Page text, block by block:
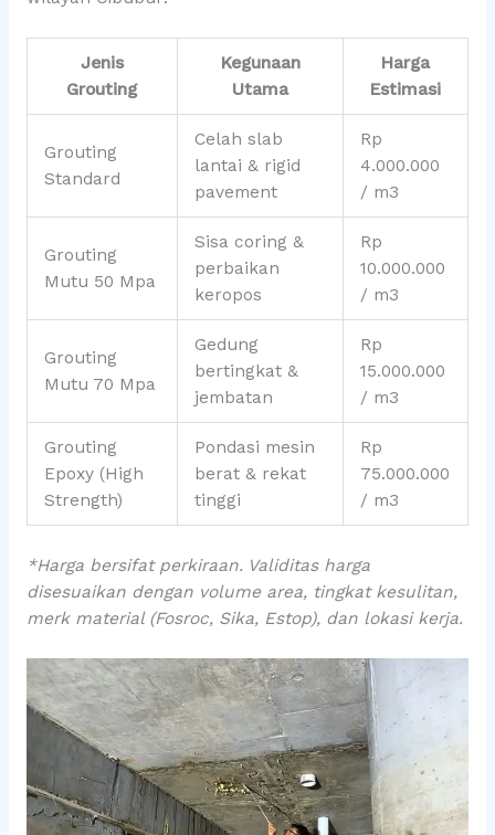
Jenis
Grouting
Kegunaan
Utama
Harga
Estimasi
Grouting
Standard
Celah slab
lantai & rigid
pavement
Rp
4.000.000
/ m3
Grouting
Mutu 50 Mpa
Sisa coring &
perbaikan
keropos
Rp
10.000.000
/ m3
Grouting
Mutu 70 Mpa
Gedung
bertingkat &
jembatan
Rp
15.000.000
/ m3
Grouting
Epoxy (High
Strength)
Pondasi mesin
berat & rekat
tinggi
Rp
75.000.000
/ m3
*Harga bersifat perkiraan. Validitas harga
disesuaikan dengan volume area, tingkat kesulitan,
merk material (Fosroc, Sika, Estop), dan lokasi kerja.